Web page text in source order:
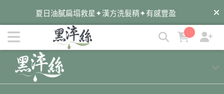
夏日油膩扁塌救星✦漢方洗髮精✦有感豐盈
遠離油癢雪花✦蜂膠洗髮精✦淨化平衡
✦染後護色必備✦墨之君海藻胜肽洗髮精